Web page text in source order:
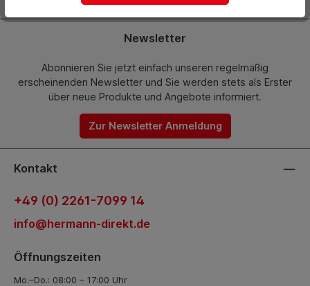
Newsletter
Abonnieren Sie jetzt einfach unseren regelmäßig
erscheinenden Newsletter und Sie werden stets als Erster
über neue Produkte und Angebote informiert.
Zur Newsletter Anmeldung
Kontakt
+49 (0) 2261-7099 14
info@hermann-direkt.de
Öffnungszeiten
Mo.–Do.: 08:00 – 17:00 Uhr